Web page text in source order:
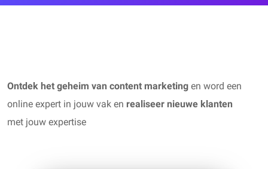
Ontdek het geheim van content marketing en word een
online expert in jouw vak en realiseer nieuwe klanten
met jouw expertise